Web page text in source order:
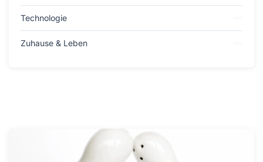
Technologie
Zuhause & Leben